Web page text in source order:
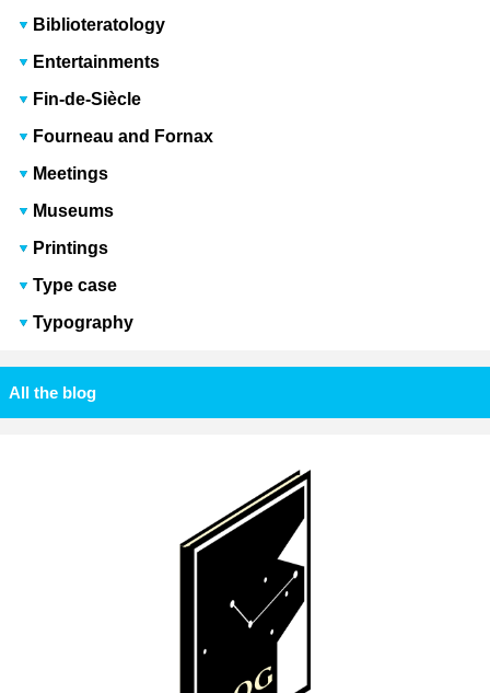
Biblioteratology
Entertainments
Fin-de-Siècle
Fourneau and Fornax
Meetings
Museums
Printings
Type case
Typography
All the blog